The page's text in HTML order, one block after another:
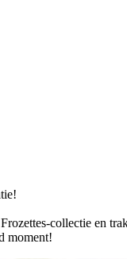
collectie en
moment!